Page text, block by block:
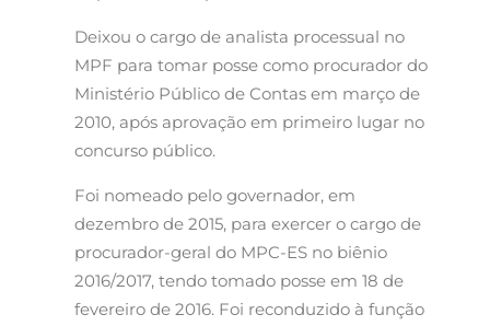
Deixou o cargo de analista processual no
MPF para tomar posse como procurador do
Ministério Público de Contas em março de
2010, após aprovação em primeiro lugar no
concurso público.
Foi nomeado pelo governador, em
dezembro de 2015, para exercer o cargo de
procurador-geral do MPC-ES no biênio
2016/2017, tendo tomado posse em 18 de
fevereiro de 2016. Foi reconduzido à função